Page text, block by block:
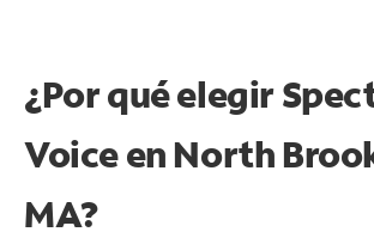
¿Por qué elegir
Voice en North
MA?